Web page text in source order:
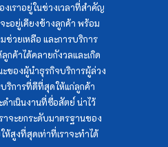
รับบุคคล VIP
รกในประเทศไทย
ก อยู่ที่ไหน?
เราอยู่ในช่วงเวลาที่สำคัญ
ะอยู่เคียงข้างลูกค้า พร้อม
ช่วยเหลือ และการบริการ
กค้าได้คลายกังวลและเกิด
ของผู้นำธุรกิจบริการผู้ล่วง
ริการที่ดีที่สุดให้แก่ลูกค้า
ำเนินงานที่ซื่อสัตย์ น่าไว้
าจะยกระดับมาตรฐานของ
สูงที่สุดเท่าที่เราจะทำได้